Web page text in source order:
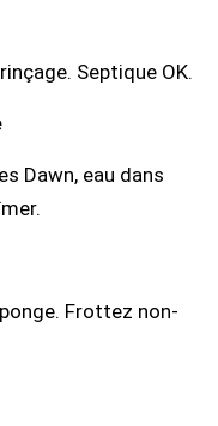
Septique OK.
Dawn, eau dans
Frottez non-